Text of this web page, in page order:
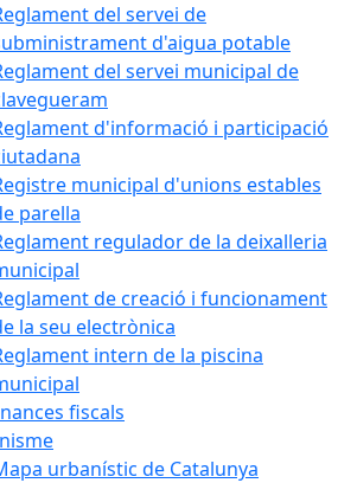
del servei de
d'aigua potable
del servei municipal de
d'informació i participació
municipal d'unions estables
parella
regulador de la deixalleria
de creació i funcionament
la seu electrònica
intern de la piscina
fiscals
urbanístic de Catalunya